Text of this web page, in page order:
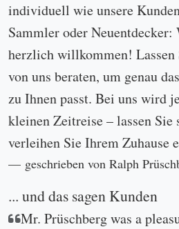
individuell wie unsere
Sammler oder
herzlich willkommen! Lassen
von uns beraten, um genau
zu Ihnen passt. Bei uns wird
kleinen Zeitreise – lassen
verleihen Sie Ihrem Zuhause
geschrieben von Ralph
... und das sagen Kunden
Mr. Prüschberg was a